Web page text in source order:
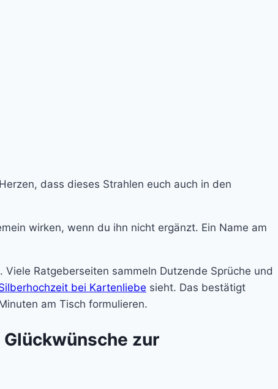
dass dieses Strahlen euch auch in den
wirken, wenn du ihn nicht ergänzt. Ein Name am
Ratgeberseiten sammeln Dutzende Sprüche und
bei Kartenliebe sieht. Das bestätigt
am Tisch formulieren.
zur